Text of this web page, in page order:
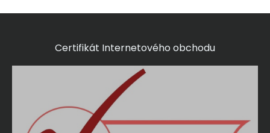
Certifikát Internetového obchodu